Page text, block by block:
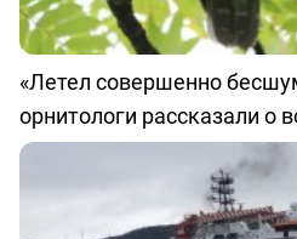
«Летел совершенно
орнитологи рассказали о